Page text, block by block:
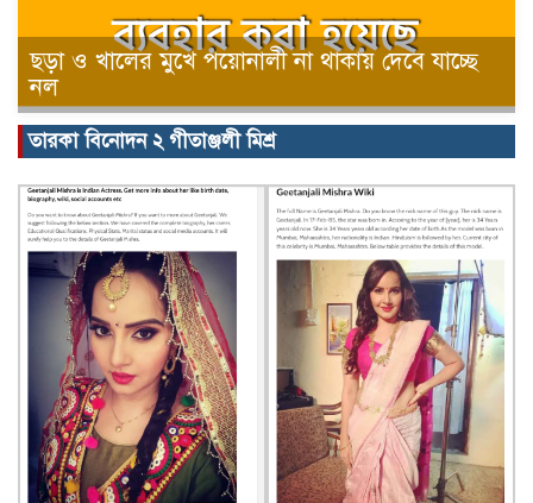
ছড়া ও খালের মুখে পয়োনালী না থাকায় দেবে যাচ্ছে
নল
তারকা বিনোদন ২ গীতাঞ্জলী মিশ্র